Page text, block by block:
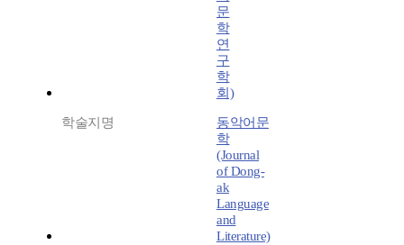
문
학
연
구
학
회)
학술지명
동악어문
학
(Journal
of Dong-
ak
Language
and
Literature)